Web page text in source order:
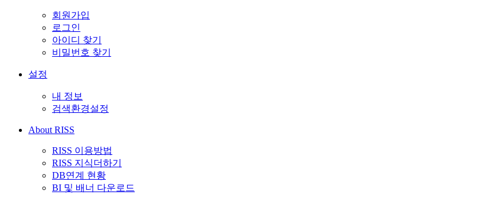
회원가입
로그인
아이디 찾기
비밀번호 찾기
설정
내 정보
검색환경설정
About RISS
RISS 이용방법
RISS 지식더하기
DB연계 현황
BI 및 배너 다운로드